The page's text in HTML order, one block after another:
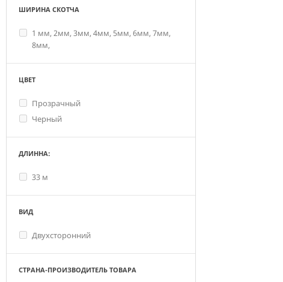
ШИРИНА СКОТЧА
1 мм, 2мм, 3мм, 4мм, 5мм, 6мм, 7мм,
8мм,
ЦВЕТ
Прозрачный
Черный
ДЛИННА:
33 м
ВИД
Двухсторонний
СТРАНА-ПРОИЗВОДИТЕЛЬ ТОВАРА